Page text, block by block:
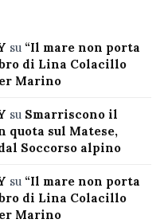
su “Il mare non porta
di Lina Colacillo
Marino
su Smarriscono il
quota sul Matese,
Soccorso alpino
su “Il mare non porta
di Lina Colacillo
Marino